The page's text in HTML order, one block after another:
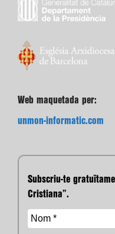
Web maquetada per:
unmon-informatic.com
Subscriu-te
Cristiana”.